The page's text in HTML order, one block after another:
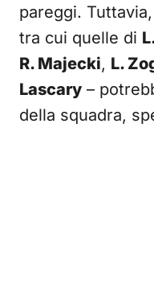
pareggi.
tra cui quelle di
R. Majecki, L.
Lascary –
della squadra,